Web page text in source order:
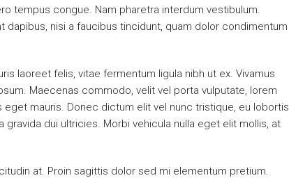
tempus congue. Nam pharetra interdum vestibulum.
dapibus, nisi a faucibus tincidunt, quam dolor condimentum
laoreet felis, vitae fermentum ligula nibh ut ex. Vivamus
Maecenas commodo, velit vel porta vulputate, lorem
mauris. Donec dictum elit vel nunc tristique, eu lobortis
dui ultricies. Morbi vehicula nulla eget elit mollis, at
at. Proin sagittis dolor sed mi elementum pretium.